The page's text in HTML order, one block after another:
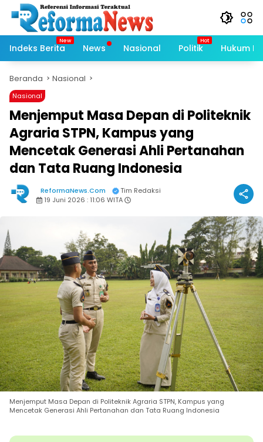
Langsung
konten
Indeks Berita
News Nasional Politik Hukum
Beranda Nasional
Nasional
Menjemput Masa Depan di Politeknik
Agraria STPN, Kampus yang
Mencetak Generasi Ahli Pertanahan
dan Tata Ruang Indonesia
ReformaNews.Com
Tim Redaksi
19 Juni 2026 : 11:06 WITA
Menjemput Masa Depan di Politeknik Agraria STPN, Kampus yang
Mencetak Generasi Ahli Pertanahan dan Tata Ruang Indonesia